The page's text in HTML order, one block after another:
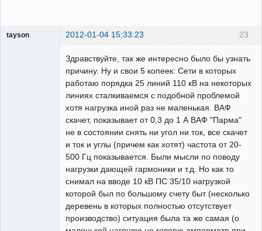
23
tayson 2012-01-04 15:33:23
Здравствуйте, так же интересно было бы узнать
причину. Ну и свои 5 копеек: Сети в которых
работаю порядка 25 линий 110 кВ на некоторых
линиях сталкиваемся с подобной проблемой
хотя нагрузка иной раз не маленькая. ВАФ
скачет, показывает от 0,3 до 1 А ВАФ "Парма"
не в состоянии снять ни угол ни ток, все скачет
и ток и углы (причем как хотят) частота от 20-
500 Гц показывается. Были мысли по поводу
нагрузки дающей гармоники и т.д. Но как то
снимал на вводе 10 кВ ПС 35/10 нагрузкой
которой был по большому счету быт (несколько
деревень в которых полностью отсутствует
производство) ситуация была та же самая (о